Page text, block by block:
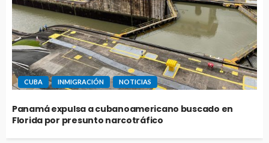
CUBA INMIGRACIÓN NOTICIAS
Panamá expulsa a cubanoamericano buscado en
Florida por presunto narcotráfico